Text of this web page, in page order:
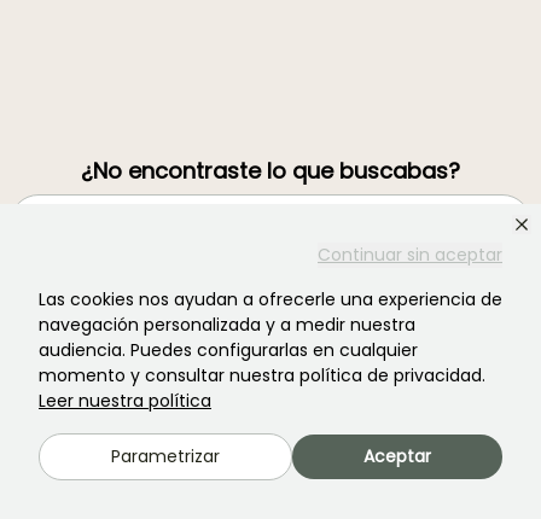
Continuar sin aceptar
Las cookies nos ayudan a ofrecerle una experiencia de
navegación personalizada y a medir nuestra
audiencia. Puedes configurarlas en cualquier
momento y consultar nuestra política de privacidad.
Leer nuestra política
Parametrizar Aceptar
¿No encontraste lo que buscabas?
Únete a la comunidad de los amantes de las plantas